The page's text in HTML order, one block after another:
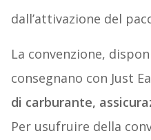
dall’attivazione del
La convenzione,
consegnano con Just
di carburante,
Per usufruire della